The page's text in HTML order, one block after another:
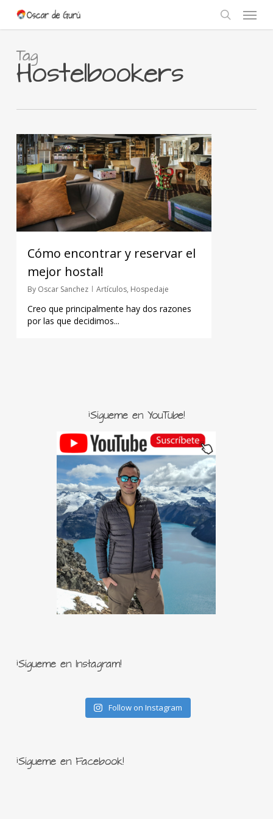
main
search
Menu
Tag
Hostelbookers
Cómo encontrar y reservar el
mejor hostal!
By Oscar Sanchez Artículos, Hospedaje
Creo que principalmente hay dos razones
por las que decidimos...
¡Sígueme en YouTube!
¡Sígueme en Instagram!
Follow on Instagram
¡Sígueme en Facebook!